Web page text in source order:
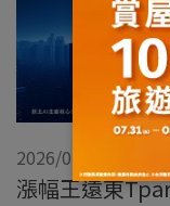
2026/01/07
漲幅王遠東